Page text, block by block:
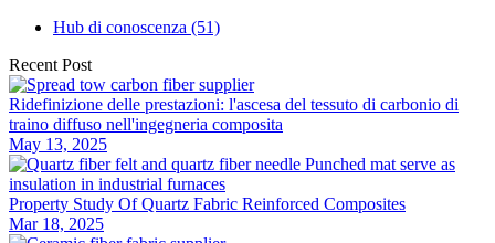
Hub di conoscenza (51)
Recent Post
Ridefinizione delle prestazioni: l'ascesa del tessuto di carbonio di
traino diffuso nell'ingegneria composita
May 13, 2025
Property Study Of Quartz Fabric Reinforced Composites
Mar 18, 2025